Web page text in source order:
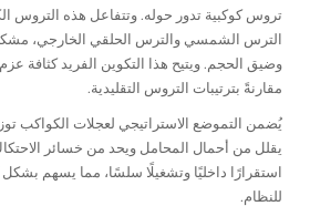
تروس كوكبية تدور حوله. وتتفاعل هذه التروس
الترس الشمسي والترس الحلقي الخارجي،
وضيق الحجم. ويتيح هذا التكوين الفريد كثافة
مقارنةً بترتيبات التروس التقليدية.
يُضمن التموضع الاستراتيجي لعجلات الكواكب
يقلل من أحمال المحامل ويحد من خسائر
استقرارًا داخليًا وتشغيلًا سلسًا، مما يسهم بشكل
للنظام.